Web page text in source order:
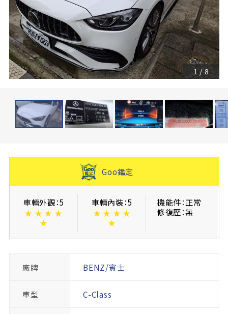
1 /8
Goo鑑定
車輛外觀：5
★ ★ ★ ★
★
車輛內裝：5
★ ★ ★ ★
★
機能件：正常
修復歴：無
廠牌 BENZ/賓士
車型 C-Class